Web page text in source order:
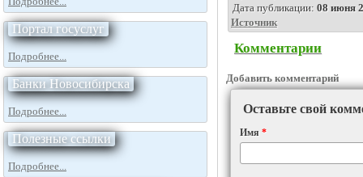
Портал госуслуг
Подробнее...
Банки Новосибирска
Подробнее...
Полезные ссылки
Подробнее...
Дата публикации: 08 июня
Источник
Комментарии
Добавить комментарий
Оставьте свой
Имя *